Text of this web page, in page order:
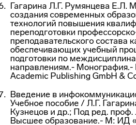
Гагарина Л.Г. Румянцева Е.Л.
создания современных
технологий повышения
переподготовки
преподавательского состава
обеспечивающих учебный
подготовки по
направлениям.- Монография.-
Academic Publishing GmbH &
Введение в
Учебное пособие / Л.Г.
Кузнецов и др.; Под ред. проф.
Высшее образование.- М: